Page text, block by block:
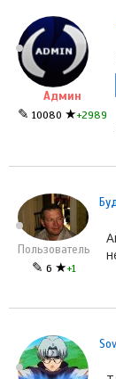
Админ
✎ 10080 ★+2989
Пользователь
✎ 6 ★+1